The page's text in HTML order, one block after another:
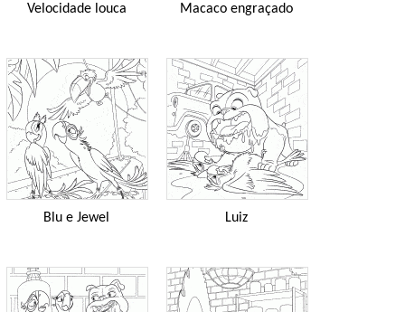
Velocidade louca Macaco engraçado
Blu e Jewel Luiz